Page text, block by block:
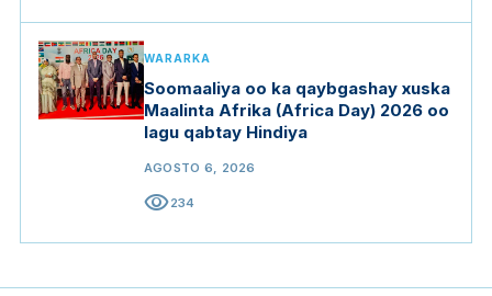
WARARKA
Soomaaliya oo ka qaybgashay xuska
Maalinta Afrika (Africa Day) 2026 oo
lagu qabtay Hindiya
AGOSTO 6, 2026
visibility234